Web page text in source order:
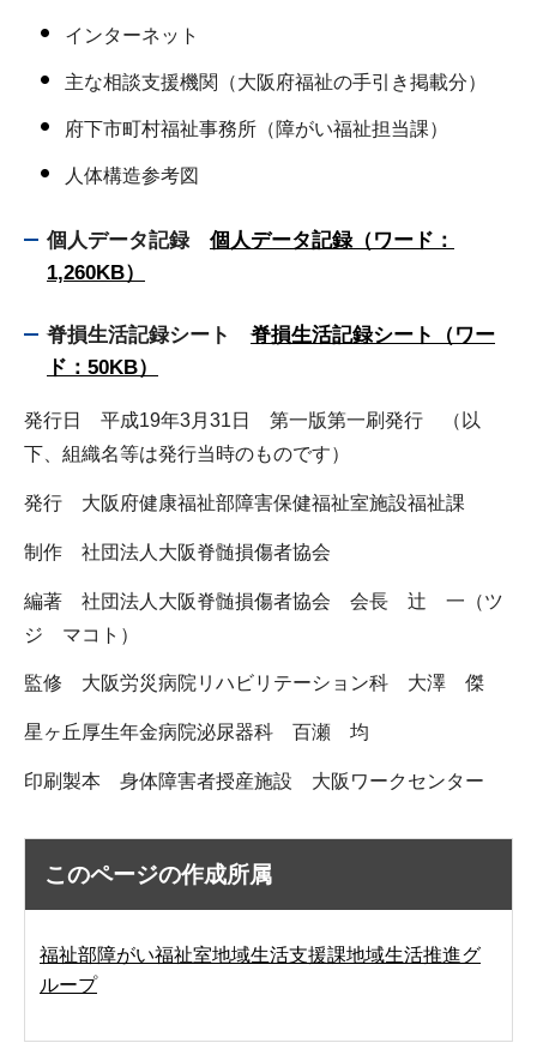
インターネット
主な相談支援機関（大阪府福祉の手引き掲載分）
府下市町村福祉事務所（障がい福祉担当課）
人体構造参考図
個人データ記録 個人データ記録（ワード：
1,260KB）
脊損生活記録シート脊損生活記録シート（ワー
ド：50KB）
発行日 平成19年3月31日 第一版第一刷発行 （以
下、組織名等は発行当時のものです）
発行 大阪府健康福祉部障害保健福祉室施設福祉課
制作 社団法人大阪脊髄損傷者協会
編著 社団法人大阪脊髄損傷者協会 会長 辻 一（ツ
ジ マコト）
監修 大阪労災病院リハビリテーション科 大澤 傑
星ヶ丘厚生年金病院泌尿器科 百瀬 均
印刷製本 身体障害者授産施設 大阪ワークセンター
このページの作成所属
福祉部障がい福祉室地域生活支援課地域生活推進グ
ループ